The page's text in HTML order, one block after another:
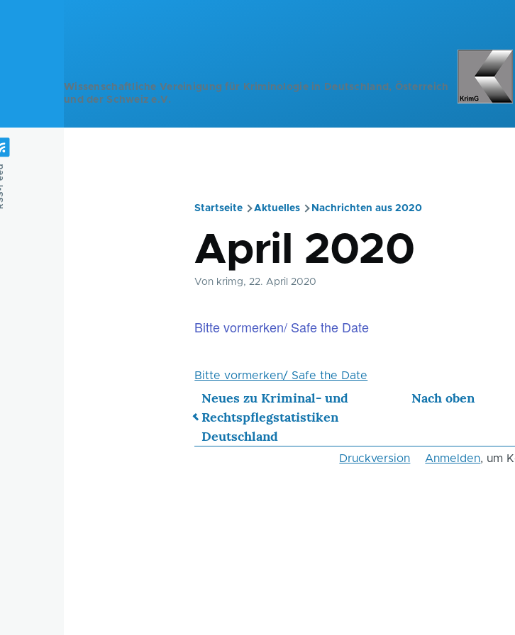
Wissenschaftliche Vereinigung für Kriminologie in Deutschland, Österreich
und der Schweiz e.V.
Pfadnavigation
Startseite Aktuelles Nachrichten aus 2020
April 2020
Von krimg, 22. April 2020
Bitte vormerken/ Safe the Date
Bitte vormerken/ Safe the Date
Links
Neues zu Kriminal- und
Rechtspflegstatistiken
Deutschland
Nach oben
Druckversion Anmelden, um